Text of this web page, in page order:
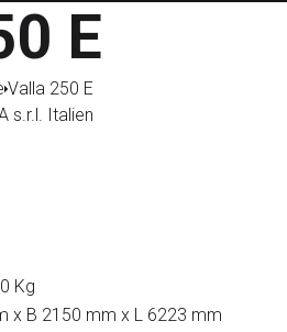
E
Valla 250 E
s.r.l. Italien
Kg
x B 2150 mm x L 6223 mm